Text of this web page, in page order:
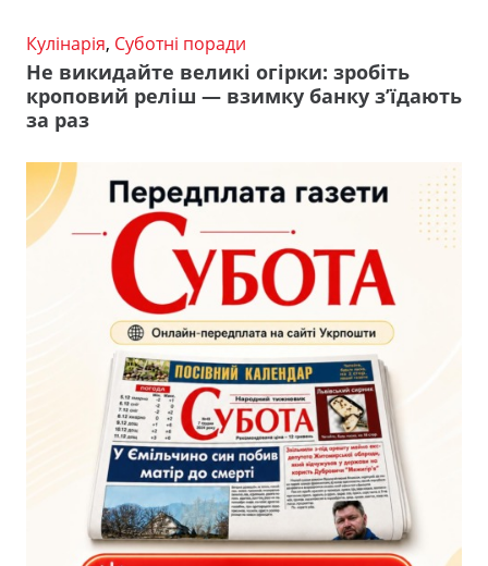
Кулінарія, Суботні поради
Не викидайте великі огірки: зробіть
кроповий реліш — взимку банку з’їдають
за раз